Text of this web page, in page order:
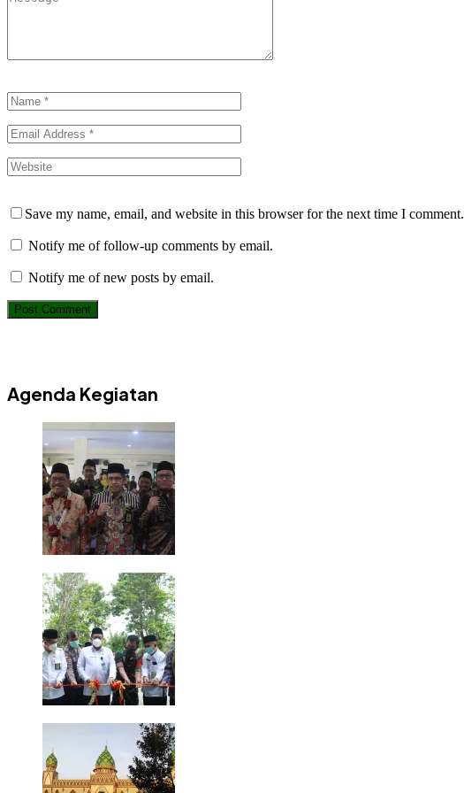
Save my name, email, and website in this browser for the next time I comment.
Notify me of follow-up comments by email.
Notify me of new posts by email.
Agenda Kegiatan